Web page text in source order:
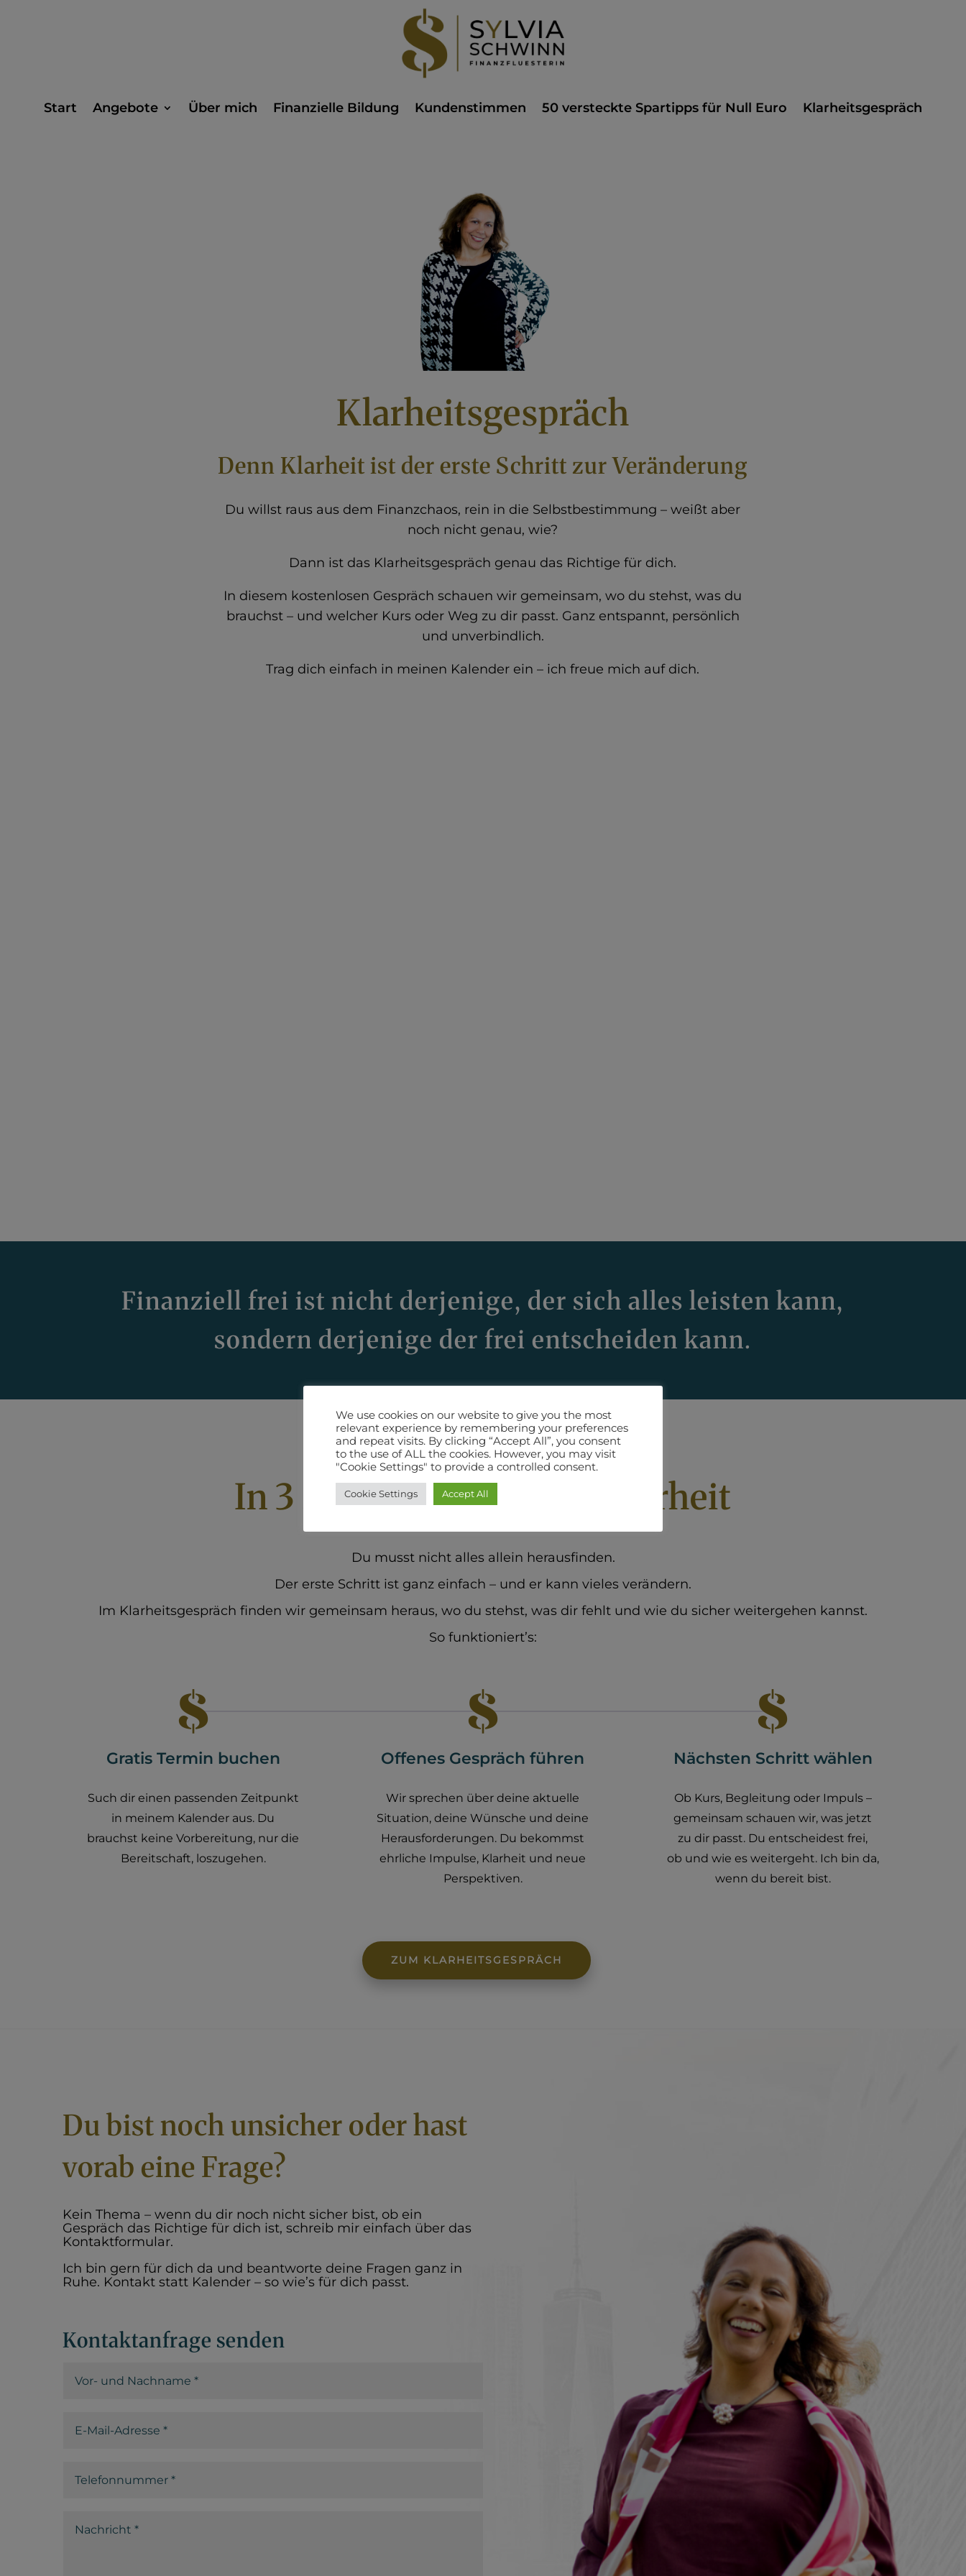
Start Angebote Über mich Finanzielle Bildung Kundenstimmen 50 versteckte Spartipps für Null Euro Klarheitsgespräch
Klarheitsgespräch
Denn Klarheit ist der erste Schritt zur Veränderung
Du willst raus aus dem Finanzchaos, rein in die Selbstbestimmung – weißt aber
noch nicht genau, wie?
Dann ist das Klarheitsgespräch genau das Richtige für dich.
In diesem kostenlosen Gespräch schauen wir gemeinsam, wo du stehst, was du
brauchst – und welcher Kurs oder Weg zu dir passt. Ganz entspannt, persönlich
und unverbindlich.
Trag dich einfach in meinen Kalender ein – ich freue mich auf dich.
Finanziell frei ist nicht derjenige, der sich alles leisten kann,
sondern derjenige der frei entscheiden kann.
In 3 Schritten zu mehr Klarheit
Du musst nicht alles allein herausfinden.
Der erste Schritt ist ganz einfach – und er kann vieles verändern.
Im Klarheitsgespräch finden wir gemeinsam heraus, wo du stehst, was dir fehlt und wie du sicher weitergehen kannst.
So funktioniert’s:
Gratis Termin buchen
Such dir einen passenden Zeitpunkt
in meinem Kalender aus. Du
brauchst keine Vorbereitung, nur die
Bereitschaft, loszugehen.
Offenes Gespräch führen
Wir sprechen über deine aktuelle
Situation, deine Wünsche und deine
Herausforderungen. Du bekommst
ehrliche Impulse, Klarheit und neue
Perspektiven.
Nächsten Schritt wählen
Ob Kurs, Begleitung oder Impuls –
gemeinsam schauen wir, was jetzt
zu dir passt. Du entscheidest frei,
ob und wie es weitergeht. Ich bin da,
wenn du bereit bist.
ZUM KLARHEITSGESPRÄCH
Du bist noch unsicher oder hast
vorab eine Frage?
Kein Thema – wenn du dir noch nicht sicher bist, ob ein
Gespräch das Richtige für dich ist, schreib mir einfach über das
Kontaktformular.
Ich bin gern für dich da und beantworte deine Fragen ganz in
Ruhe. Kontakt statt Kalender – so wie’s für dich passt.
Kontaktanfrage senden
We use cookies on our website to give you the most
relevant experience by remembering your preferences
and repeat visits. By clicking “Accept All”, you consent
to the use of ALL the cookies. However, you may visit
"Cookie Settings" to provide a controlled consent.
Cookie Settings Accept All